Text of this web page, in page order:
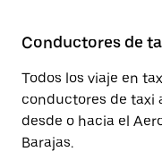
Conductores de
Todos los viaje en
conductores de taxi
desde o hacia el
Barajas.